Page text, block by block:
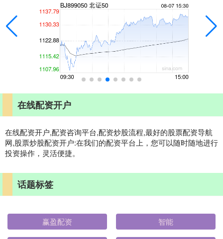
在线配资开户
在线配资开户,配资咨询平台,配资炒股流程,最好的股票配资导航
网,股票炒股配资开户:在我们的配资平台上，您可以随时随地进行
投资操作，灵活便捷。
话题标签
赢盈配资 智能